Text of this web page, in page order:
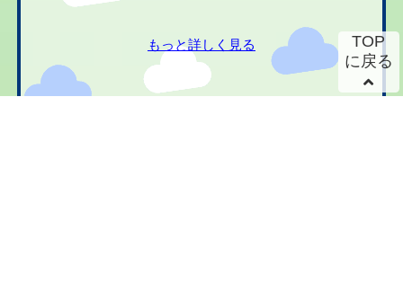
もっと詳しく見る
TOP
に戻る